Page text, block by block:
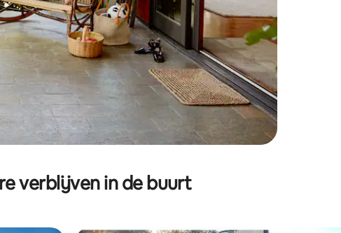
verblijven in de buurt